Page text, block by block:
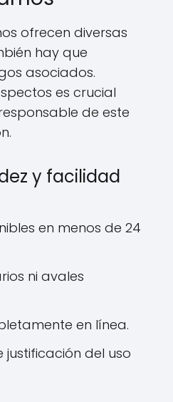
ofrecen diversas
hay que
asociados.
es crucial
de este
y facilidad
en menos de 24
ni avales
en línea.
justificación del uso